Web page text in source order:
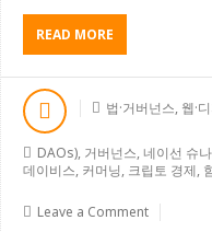
실
READ MORE
B
O
T
터
넷
에
법·거버넌스, 웹·
DAOs), 거버넌스,네이선 슈
데이비스, 커머닝, 크립토 경제,
Leave a Comment